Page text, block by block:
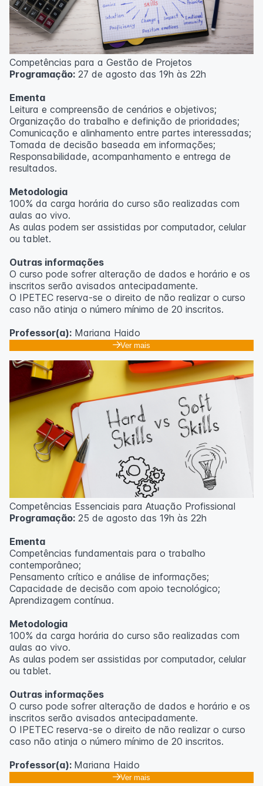
Competências para a Gestão de Projetos
Programação: 27 de agosto das 19h às 22h
Ementa
Leitura e compreensão de cenários e objetivos;
Organização do trabalho e definição de prioridades;
Comunicação e alinhamento entre partes interessadas;
Tomada de decisão baseada em informações;
Responsabilidade, acompanhamento e entrega de
resultados.
Metodologia
100% da carga horária do curso são realizadas com
aulas ao vivo.
As aulas podem ser assistidas por computador, celular
ou tablet.
Outras informações
O curso pode sofrer alteração de dados e horário e os
inscritos serão avisados ​​antecipadamente.
O IPETEC reserva-se o direito de não realizar o curso
caso não atinja o número mínimo de 20 inscritos.
Professor(a): Mariana Haido
Ver mais
Competências Essenciais para Atuação Profissional
Programação: 25 de agosto das 19h às 22h
Ementa
Competências fundamentais para o trabalho
contemporâneo;
Pensamento crítico e análise de informações;
Capacidade de decisão com apoio tecnológico;
Aprendizagem contínua.
Metodologia
100% da carga horária do curso são realizadas com
aulas ao vivo.
As aulas podem ser assistidas por computador, celular
ou tablet.
Outras informações
O curso pode sofrer alteração de dados e horário e os
inscritos serão avisados ​​antecipadamente.
O IPETEC reserva-se o direito de não realizar o curso
caso não atinja o número mínimo de 20 inscritos.
Professor(a): Mariana Haido
Ver mais